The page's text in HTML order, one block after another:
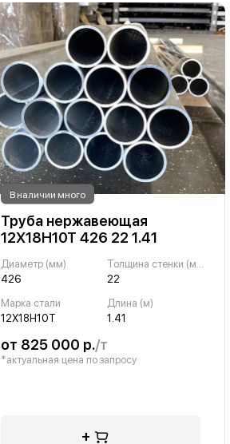
В наличии много
Труба нержавеющая
12Х18Н10Т 426 22 1.41
Диаметр (мм)
426
Толщина стенки (мм)
22
Марка стали
12Х18Н10Т
Длина (м)
1.41
от 825 000 р./т
*актуальная цена по запросу
+